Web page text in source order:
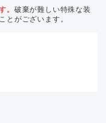
。 破棄が難しい特殊な装
とがございます。